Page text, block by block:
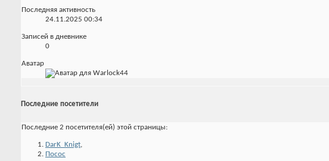
Последняя активность
24.11.2025 00:34
Записей в дневнике
0
Аватар
Последние посетители
Последние 2 посетителя(ей) этой страницы:
DarK_Knigt,
Посос